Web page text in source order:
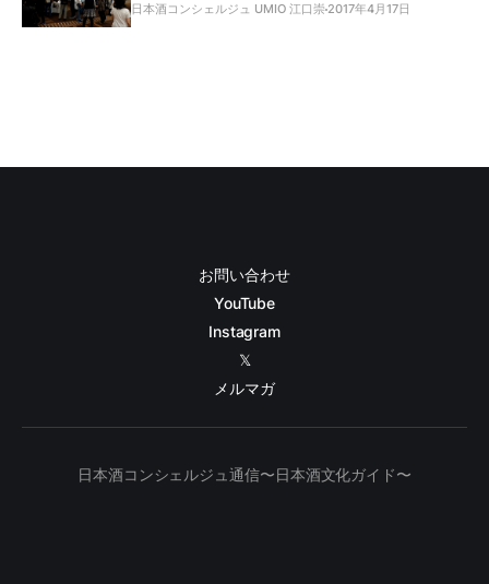
日本酒コンシェルジュ UMIO 江口崇 2017年4月17日
お問い合わせ
YouTube
Instagram
𝕏
メルマガ
日本酒コンシェルジュ通信〜日本酒文化ガイド〜